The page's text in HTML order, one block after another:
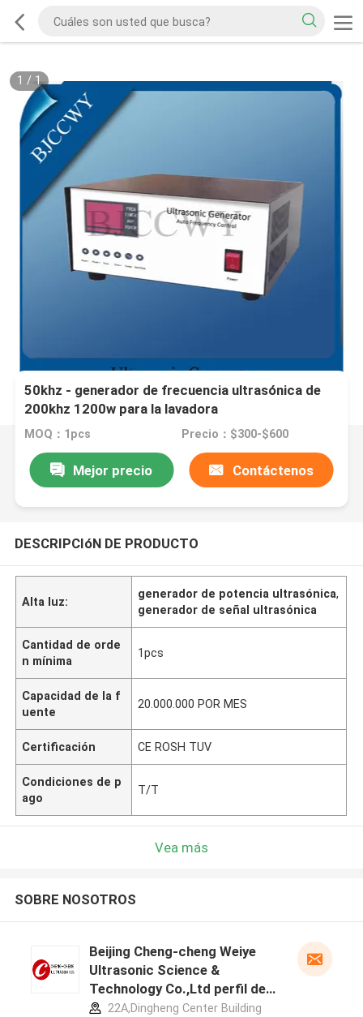
1 / 1
50khz - generador de frecuencia ultrasónica de
200khz 1200w para la lavadora
MOQ：1pcs Precio：$300-$600
Mejor precio Contáctenos
DESCRIPCIóN DE PRODUCTO
Alta luz:
generador de potencia ultrasónica,
generador de señal ultrasónica
Cantidad de orde
n mínima
1pcs
Capacidad de la f
uente
20.000.000 POR MES
Certificación CE ROSH TUV
Condiciones de p
ago
T/T
Vea más
SOBRE NOSOTROS
Beijing Cheng-cheng Weiye
Ultrasonic Science &
Technology Co.,Ltd perfil del
fabricante
22A,Dingheng Center Building